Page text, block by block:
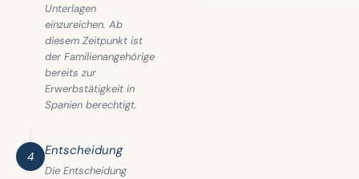
Unterlagen
einzureichen. Ab
diesem Zeitpunkt ist
der Familienangehörige
bereits zur
Erwerbstätigkeit in
Spanien berechtigt.
4 Entscheidung
Die Entscheidung